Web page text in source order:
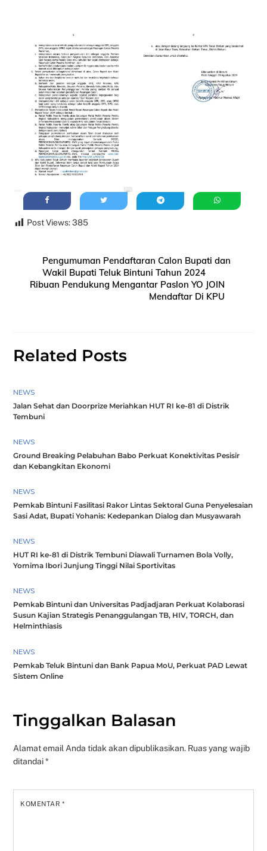
Post Views: 385
Pengumuman Pendaftaran Calon Bupati dan
Wakil Bupati Teluk Bintuni Tahun 2024
Ribuan Pendukung Mengantar Paslon YO JOIN
Mendaftar Di KPU
Related Posts
NEWS
Jalan Sehat dan Doorprize Meriahkan HUT RI ke-81 di Distrik
Tembuni
NEWS
Ground Breaking Pelabuhan Babo Perkuat Konektivitas Pesisir
dan Kebangkitan Ekonomi
NEWS
Pemkab Bintuni Fasilitasi Rakor Lintas Sektoral Guna Penyelesaian
Sasi Adat, Bupati Yohanis: Kedepankan Dialog dan Musyawarah
NEWS
HUT RI ke-81 di Distrik Tembuni Diawali Turnamen Bola Volly,
Yomima Ibori Junjung Tinggi Nilai Sportivitas
NEWS
Pemkab Bintuni dan Universitas Padjadjaran Perkuat Kolaborasi
Susun Kajian Strategis Penanggulangan TB, HIV, TORCH, dan
Helminthiasis
NEWS
Pemkab Teluk Bintuni dan Bank Papua MoU, Perkuat PAD Lewat
Sistem Online
Tinggalkan Balasan
Alamat email Anda tidak akan dipublikasikan. Ruas yang wajib
ditandai*
KOMENTAR*